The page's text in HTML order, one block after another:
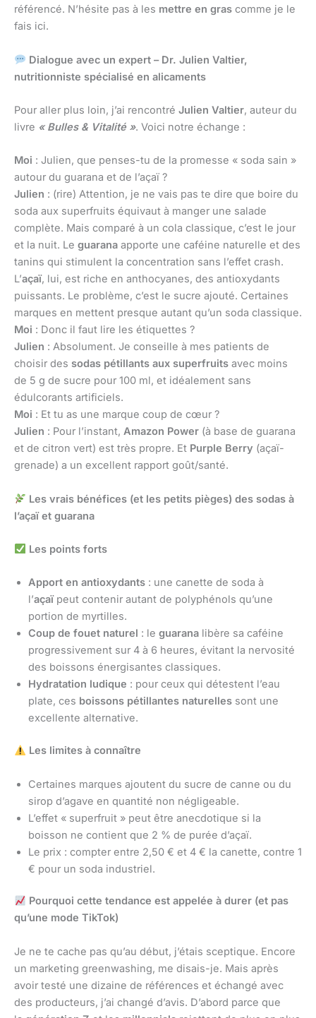
référencé. N’hésite pas à les mettre en gras comme je le
fais ici.
Dialogue avec un expert – Dr. Julien Valtier,
nutritionniste spécialisé en alicaments
Pour aller plus loin, j’ai rencontré Julien Valtier, auteur du
livre « Bulles & Vitalité ». Voici notre échange :
Moi : Julien, que penses-tu de la promesse « soda sain »
autour du guarana et de l’açaï ?
Julien : (rire) Attention, je ne vais pas te dire que boire du
soda aux superfruits équivaut à manger une salade
complète. Mais comparé à un cola classique, c’est le jour
et la nuit. Le guarana apporte une caféine naturelle et des
tanins qui stimulent la concentration sans l’effet crash.
L’açaï, lui, est riche en anthocyanes, des antioxydants
puissants. Le problème, c’est le sucre ajouté. Certaines
marques en mettent presque autant qu’un soda classique.
Moi : Donc il faut lire les étiquettes ?
Julien : Absolument. Je conseille à mes patients de
choisir des sodas pétillants aux superfruits avec moins
de 5 g de sucre pour 100 ml, et idéalement sans
édulcorants artificiels.
Moi : Et tu as une marque coup de cœur ?
Julien : Pour l’instant, Amazon Power (à base de guarana
et de citron vert) est très propre. Et Purple Berry (açaï-
grenade) a un excellent rapport goût/santé.
Les vrais bénéfices (et les petits pièges) des sodas à
l’açaï et guarana
Les points forts
Apport en antioxydants : une canette de soda à
l’açaïpeut contenir autant de polyphénols qu’une
portion de myrtilles.
Coup de fouet naturel : le guarana libère sa caféine
progressivement sur 4 à 6 heures, évitant la nervosité
des boissons énergisantes classiques.
Hydratation ludique : pour ceux qui détestent l’eau
plate, ces boissons pétillantes naturelles sont une
excellente alternative.
Les limites à connaître
Certaines marques ajoutent du sucre de canne ou du
sirop d’agave en quantité non négligeable.
L’effet « superfruit » peut être anecdotique si la
boisson ne contient que 2 % de purée d’açaï.
Le prix : compter entre 2,50 € et 4 € la canette, contre 1
€ pour un soda industriel.
Pourquoi cette tendance est appelée à durer (et pas
qu’une mode TikTok)
Je ne te cache pas qu’au début, j’étais sceptique. Encore
un marketing greenwashing, me disais-je. Mais après
avoir testé une dizaine de références et échangé avec
des producteurs, j’ai changé d’avis. D’abord parce que